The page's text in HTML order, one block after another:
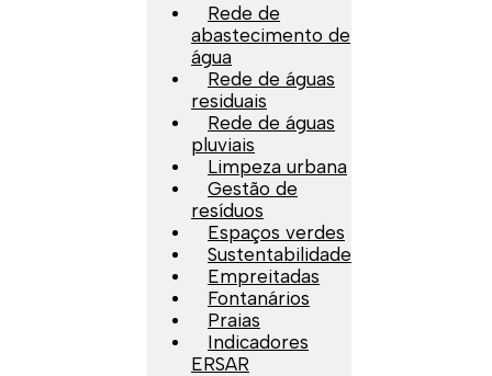
Rede de
abastecimento de
água
Rede de águas
residuais
Rede de águas
pluviais
Limpeza urbana
Gestão de
resíduos
Espaços verdes
Sustentabilidade
Empreitadas
Fontanários
Praias
Indicadores
ERSAR